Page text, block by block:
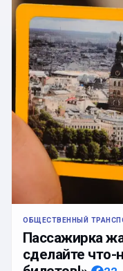
ОБЩЕСТВЕННЫЙ
Пассажирка
сделайте что-